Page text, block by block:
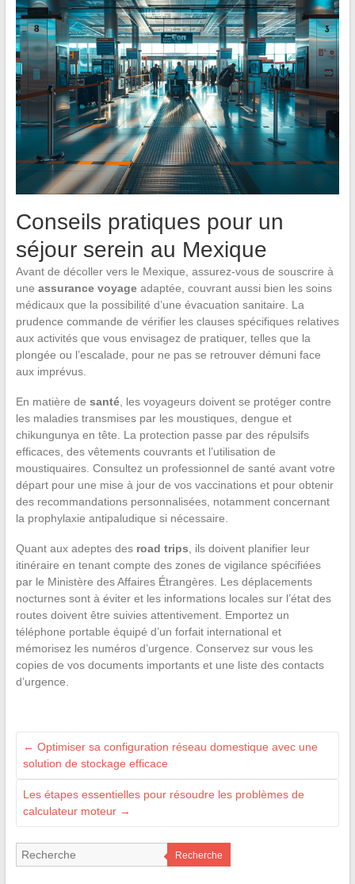
Conseils pratiques pour un
séjour serein au Mexique
Avant de décoller vers le Mexique, assurez-vous de souscrire à
une assurance voyageadaptée, couvrant aussi bien les soins
médicaux que la possibilité d’une évacuation sanitaire. La
prudence commande de vérifier les clauses spécifiques relatives
aux activités que vous envisagez de pratiquer, telles que la
plongée ou l’escalade, pour ne pas se retrouver démuni face
aux imprévus.
En matière de santé, les voyageurs doivent se protéger contre
les maladies transmises par les moustiques, dengue et
chikungunya en tête. La protection passe par des répulsifs
efficaces, des vêtements couvrants et l’utilisation de
moustiquaires. Consultez un professionnel de santé avant votre
départ pour une mise à jour de vos vaccinations et pour obtenir
des recommandations personnalisées, notamment concernant
la prophylaxie antipaludique si nécessaire.
Quant aux adeptes des road trips , ils doivent planifier leur
itinéraire en tenant compte des zones de vigilance spécifiées
par le Ministère des Affaires Étrangères. Les déplacements
nocturnes sont à éviter et les informations locales sur l’état des
routes doivent être suivies attentivement. Emportez un
téléphone portable équipé d’un forfait international et
mémorisez les numéros d’urgence. Conservez sur vous les
copies de vos documents importants et une liste des contacts
d’urgence.
← Optimiser sa configuration réseau domestique avec une
solution de stockage efficace
Les étapes essentielles pour résoudre les problèmes de
calculateur moteur →
Recherche